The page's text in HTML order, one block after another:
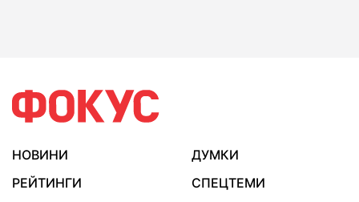
НОВИНИ
ДУМКИ
РЕЙТИНГИ
СПЕЦТЕМИ